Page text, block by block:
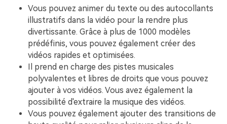
Vous pouvez animer du texte ou des autocollants
illustratifs dans la vidéo pour la rendre plus
divertissante. Grâce à plus de 1000 modèles
prédéfinis, vous pouvez également créer des
vidéos rapides et optimisées.
Il prend en charge des pistes musicales
polyvalentes et libres de droits que vous pouvez
ajouter à vos vidéos. Vous avez également la
possibilité d'extraire la musique des vidéos.
Vous pouvez également ajouter des transitions de